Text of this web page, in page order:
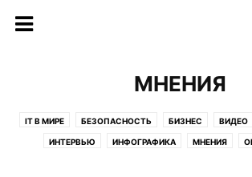
МНЕНИЯ
IT В МИРЕ БЕЗОПАСНОСТЬ БИЗНЕС ВИДЕО
ИНТЕРВЬЮ ИНФОГРАФИКА МНЕНИЯ